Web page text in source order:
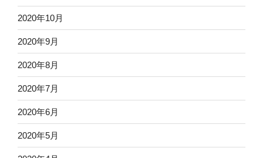
2020年10月
2020年9月
2020年8月
2020年7月
2020年6月
2020年5月